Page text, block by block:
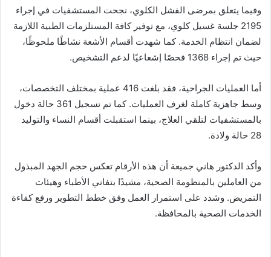
وفيما يتعلق بمرضى الفشل الكلوي، نجحت المستشفيات في إجراء
2195 جلسة غسيل كلوي، مع توفير كافة المستلزمات الطبية اللازمة
لضمان انتظام الخدمة. كما شهدت أقسام الأشعة نشاطًا ملحوظًا،
حيث تم إجراء 1368 فحصًا إشعاعيًا لدعم التشخيص.
أما العمليات الجراحية، فقد بلغت 416 عملية بمختلف التخصصات،
وسط جاهزية كاملة لغرف العمليات. كما تم تسجيل 361 حالة دخول
بالمستشفيات لتلقي العلاج، بينما استقبلت أقسام النساء والتوليد
28 حالة ولادة.
وأكد الدكتور هاني جميعة أن هذه الأرقام تعكس حجم الجهد المبذول
من العاملين بالمنظومة الصحية، مشيدًا بتفاني الأطباء وهيئات
التمريض. وشدد على استمرار العمل وفق خطط التطوير ورفع كفاءة
الخدمات الصحية بالمحافظة.